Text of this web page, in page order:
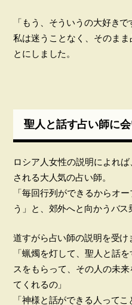
「もう、そういうの大好きで
私は迷うことなく、そのま
とにしました。
聖人と話す占い師に会
ロシア人女性の説明によれ
される大人気の占い師。
「毎回行列ができるからオ
う」と、郊外へと向かうバス
道すがら占い師の説明を受け
「蝋燭を灯して、聖人と話
スをもらって、その人の未
てくれるの」
「神様と話ができる人ってこ